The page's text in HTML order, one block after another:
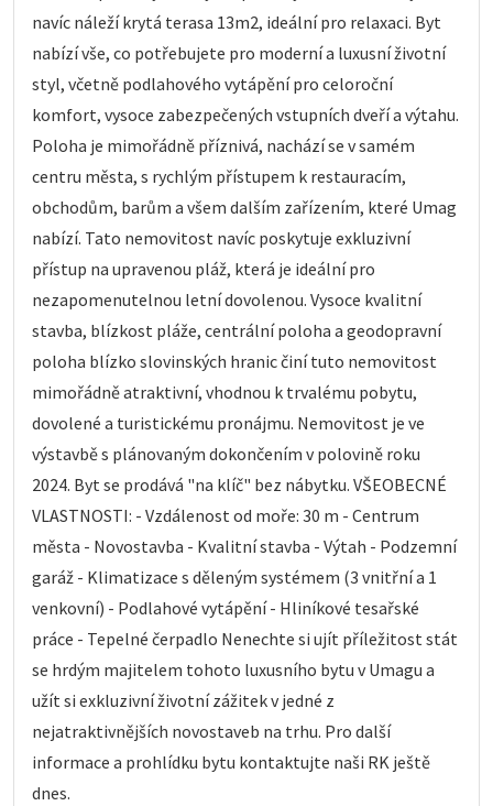
navíc náleží krytá terasa 13m2, ideální pro relaxaci. Byt
nabízí vše, co potřebujete pro moderní a luxusní životní
styl, včetně podlahového vytápění pro celoroční
komfort, vysoce zabezpečených vstupních dveří a výtahu.
Poloha je mimořádně příznivá, nachází se v samém
centru města, s rychlým přístupem k restauracím,
obchodům, barům a všem dalším zařízením, které Umag
nabízí. Tato nemovitost navíc poskytuje exkluzivní
přístup na upravenou pláž, která je ideální pro
nezapomenutelnou letní dovolenou. Vysoce kvalitní
stavba, blízkost pláže, centrální poloha a geodopravní
poloha blízko slovinských hranic činí tuto nemovitost
mimořádně atraktivní, vhodnou k trvalému pobytu,
dovolené a turistickému pronájmu. Nemovitost je ve
výstavbě s plánovaným dokončením v polovině roku
2024. Byt se prodává "na klíč" bez nábytku. VŠEOBECNÉ
VLASTNOSTI: - Vzdálenost od moře: 30 m - Centrum
města - Novostavba - Kvalitní stavba - Výtah - Podzemní
garáž - Klimatizace s děleným systémem (3 vnitřní a 1
venkovní) - Podlahové vytápění - Hliníkové tesařské
práce - Tepelné čerpadlo Nenechte si ujít příležitost stát
se hrdým majitelem tohoto luxusního bytu v Umagu a
užít si exkluzivní životní zážitek v jedné z
nejatraktivnějších novostaveb na trhu. Pro další
informace a prohlídku bytu kontaktujte naši RK ještě
dnes.